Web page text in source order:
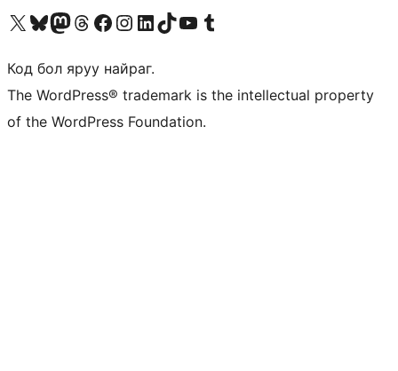
Visit our X (formerly Twitter) account
Visit our Bluesky account
Visit our Mastodon account
Visit our Threads account
Манай фэйсбүүк хуудсаар зочилно ууМанай Instagram хаягаар зочилно уу Манай LinkedIn хаягаар зочилно ууVisit our TikTok account
Манай YouTube сувгаар зочилно уу Visit our Tumblr account
Код бол яруу найраг.
The WordPress® trademark is the intellectual property
of the WordPress Foundation.